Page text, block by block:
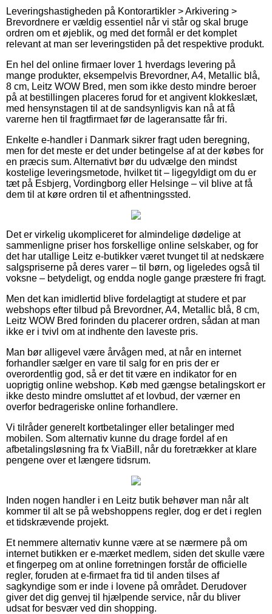
Leveringshastigheden på Kontorartikler > Arkivering >
Brevordnere er vældig essentiel når vi står og skal bruge
ordren om et øjeblik, og med det formål er det komplet
relevant at man ser leveringstiden på det respektive produkt.
En hel del online firmaer lover 1 hverdags levering på
mange produkter, eksempelvis Brevordner, A4, Metallic blå,
8 cm, Leitz WOW Bred, men som ikke desto mindre beroer
på at bestillingen placeres forud for et angivent klokkeslæt,
med hensynstagen til at de sandsynligvis kan nå at få
varerne hen til fragtfirmaet før de lageransatte får fri.
Enkelte e-handler i Danmark sikrer fragt uden beregning,
men for det meste er det under betingelse af at der købes for
en præcis sum. Alternativt bør du udvælge den mindst
kostelige leveringsmetode, hvilket tit – ligegyldigt om du er
tæt på Esbjerg, Vordingborg eller Helsinge – vil blive at få
dem til at køre ordren til et afhentningssted.
Det er virkelig ukompliceret for almindelige dødelige at
sammenligne priser hos forskellige online selskaber, og for
det har utallige Leitz e-butikker været tvunget til at nedskære
salgspriserne på deres varer – til børn, og ligeledes også til
voksne – betydeligt, og endda nogle gange præstere fri fragt.
Men det kan imidlertid blive fordelagtigt at studere et par
webshops efter tilbud på Brevordner, A4, Metallic blå, 8 cm,
Leitz WOW Bred forinden du placerer ordren, sådan at man
ikke er i tvivl om at indhente den laveste pris.
Man bør alligevel være årvågen med, at når en internet
forhandler sælger en vare til salg for en pris der er
overordentlig god, så er det tit være en indikator for en
uoprigtig online webshop. Køb med gængse betalingskort er
ikke desto mindre omsluttet af et lovbud, der værner en
overfor bedrageriske online forhandlere.
Vi tilråder generelt kortbetalinger eller betalinger med
mobilen. Som alternativ kunne du drage fordel af en
afbetalingsløsning fra fx ViaBill, når du foretrækker at klare
pengene over et længere tidsrum.
Inden nogen handler i en Leitz butik behøver man når alt
kommer til alt se på webshoppens regler, dog er det i reglen
et tidskrævende projekt.
Et nemmere alternativ kunne være at se nærmere på om
internet butikken er e-mærket medlem, siden det skulle være
et fingerpeg om at online forretningen forstår de officielle
regler, foruden at e-firmaet fra tid til anden tilses af
sagkyndige som er inde i lovene på området. Derudover
giver det dig genvej til hjælpende service, når du bliver
udsat for besvær ved din shopping.